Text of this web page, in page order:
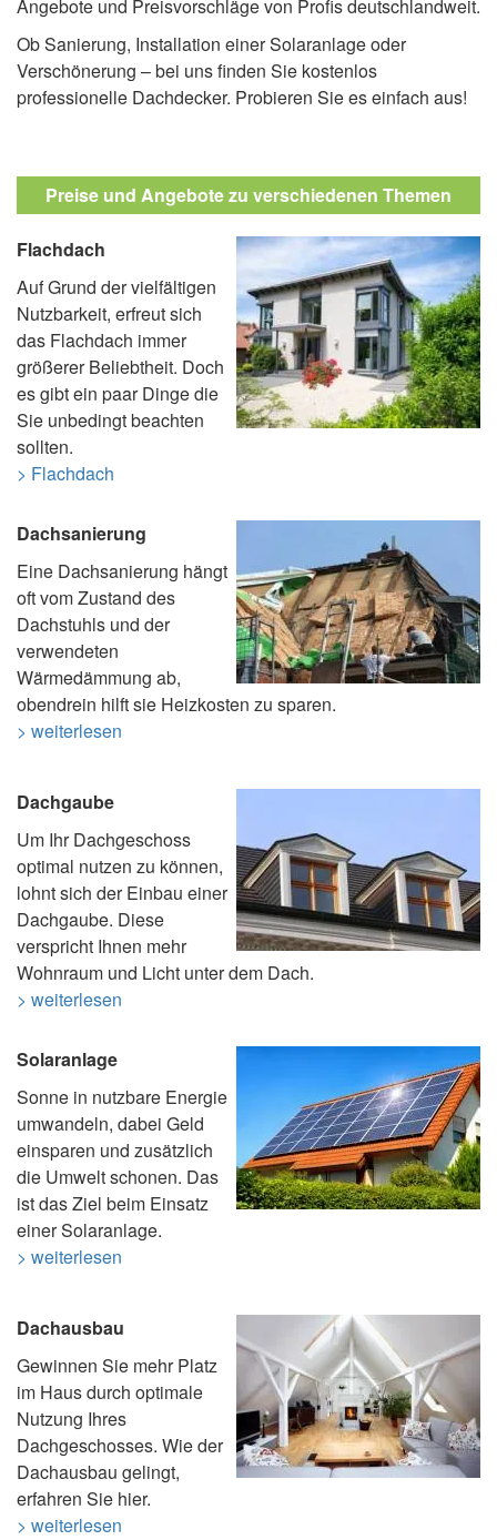
Angebote und Preisvorschläge von Profis deutschlandweit.
Ob Sanierung, Installation einer Solaranlage oder
Verschönerung – bei uns finden Sie kostenlos
professionelle Dachdecker. Probieren Sie es einfach aus!
Preise und Angebote zu verschiedenen Themen
Flachdach
Auf Grund der vielfältigen
Nutzbarkeit, erfreut sich
das Flachdach immer
größerer Beliebtheit. Doch
es gibt ein paar Dinge die
Sie unbedingt beachten
sollten.
> Flachdach
Dachsanierung
Eine Dachsanierung hängt
oft vom Zustand des
Dachstuhls und der
verwendeten
Wärmedämmung ab,
obendrein hilft sie Heizkosten zu sparen.
> weiterlesen
Dachgaube
Um Ihr Dachgeschoss
optimal nutzen zu können,
lohnt sich der Einbau einer
Dachgaube. Diese
verspricht Ihnen mehr
Wohnraum und Licht unter dem Dach.
> weiterlesen
Solaranlage
Sonne in nutzbare Energie
umwandeln, dabei Geld
einsparen und zusätzlich
die Umwelt schonen. Das
ist das Ziel beim Einsatz
einer Solaranlage.
> weiterlesen
Dachausbau
Gewinnen Sie mehr Platz
im Haus durch optimale
Nutzung Ihres
Dachgeschosses. Wie der
Dachausbau gelingt,
erfahren Sie hier.
> weiterlesen